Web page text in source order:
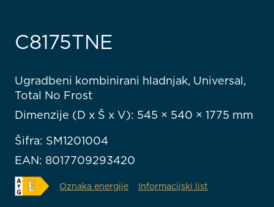
C8175TNE
Ugradbeni kombinirani hladnjak, Universal,
Total No Frost
Dimenzije (D x Š x V): 545 × 540 × 1775 mm
Šifra: SM1201004
EAN: 8017709293420
Oznaka energije Informacijski list